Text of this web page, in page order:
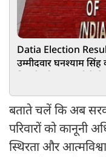
Datia Election
उम्मीदवार घनश्याम
बताते चलें कि अब
परिवारों को कानूनी
स्थिरता और